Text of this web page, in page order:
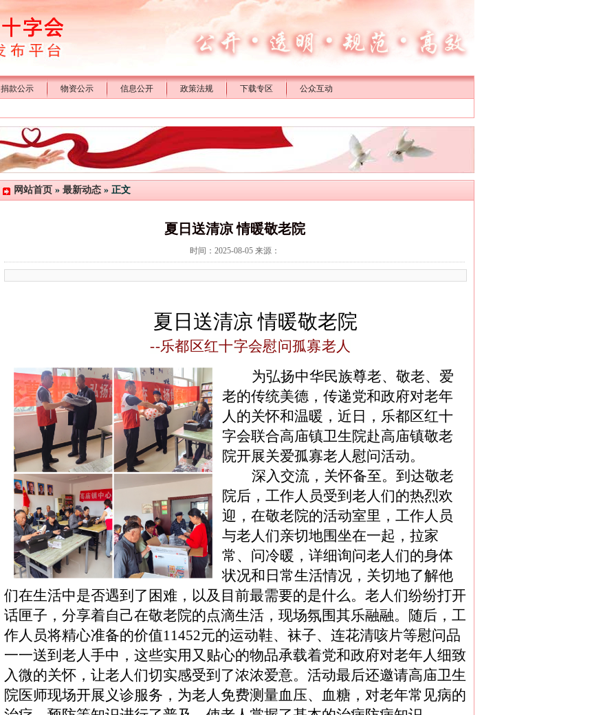
捐款公示 物资公示 信息公开 政策法规 下载专区 公众互动
网站首页 » 最新动态 » 正文
夏日送清凉 情暖敬老院
时间：2025-08-05 来源：
夏日送清凉 情暖敬老院
--乐都区红十字会慰问孤寡老人
为弘扬中华民族尊老、敬老、爱
老的传统美德，传递党和政府对老年
人的关怀和温暖，近日，乐都区红十
字会联合高庙镇卫生院赴高庙镇敬老
院开展关爱孤寡老人慰问活动。
深入交流，关怀备至。到达敬老
院后，工作人员受到老人们的热烈欢
迎，在敬老院的活动室里，工作人员
与老人们亲切地围坐在一起，拉家
常、问冷暖， 详细询问老人们的身体
状况和日常生活情况，关切地了解他
们在生活中是否遇到了困难，以及目前最需要的是什么。老人们纷纷打开
话匣子，分享着自己在敬老院的点滴生活，现场氛围其乐融融。随后，工
作人员将精心准备的价值11452元的运动鞋、袜子、连花清咳片等慰问品
一一送到老人手中，这些实用又贴心的物品承载着党和政府对老年人细致
入微的关怀，让老人们切实感受到了浓浓爱意。 活动最后还邀请高庙卫生
院医师现场开展义诊服务，为老人免费测量血压、血糖，对老年常见病的